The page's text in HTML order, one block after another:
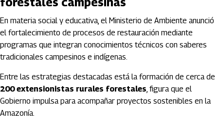
En materia social y educativa, el Ministerio de Ambiente anunció
el fortalecimiento de procesos de restauración mediante
programas que integran conocimientos técnicos con saberes
tradicionales campesinos e indígenas.
Entre las estrategias destacadas está la formación de cerca de
200 extensionistas rurales forestales, figura que el
Gobierno impulsa para acompañar proyectos sostenibles en la
Amazonía.